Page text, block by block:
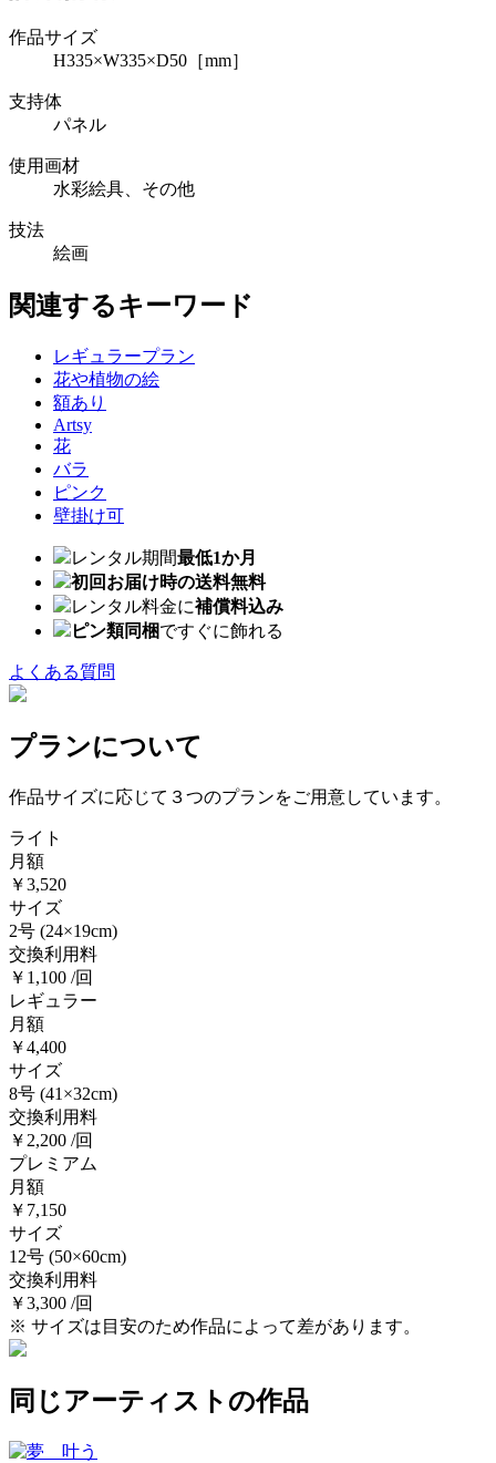
作品サイズ
H335×W335×D50［mm］
支持体
パネル
使用画材
水彩絵具、その他
技法
絵画
関連するキーワード
レギュラープラン
花や植物の絵
額あり
Artsy
花
バラ
ピンク
壁掛け可
レンタル期間最低1か月
初回お届け時の送料無料
レンタル料金に補償料込み
ピン類同梱ですぐに飾れる
よくある質問
プランについて
作品サイズに応じて３つのプランをご用意しています。
ライト
月額
￥3,520
サイズ
2号 (24×19cm)
交換利用料
￥1,100 /回
レギュラー
月額
￥4,400
サイズ
8号 (41×32cm)
交換利用料
￥2,200 /回
プレミアム
月額
￥7,150
サイズ
12号 (50×60cm)
交換利用料
￥3,300 /回
※ サイズは目安のため作品によって差があります。
同じアーティストの作品